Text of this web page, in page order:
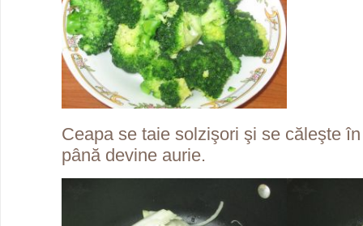
Ceapa se taie solzişori şi se căleşte
până devine aurie.